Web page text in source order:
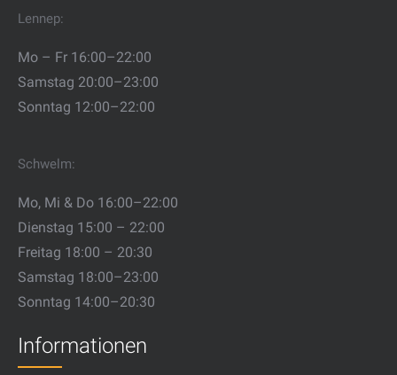
Lennep:
Mo – Fr 16:00–22:00
Samstag 20:00–23:00
Sonntag 12:00–22:00
Schwelm:
Mo, Mi & Do 16:00–22:00
Dienstag 15:00 – 22:00
Freitag 18:00 – 20:30
Samstag 18:00–23:00
Sonntag 14:00–20:30
Informationen